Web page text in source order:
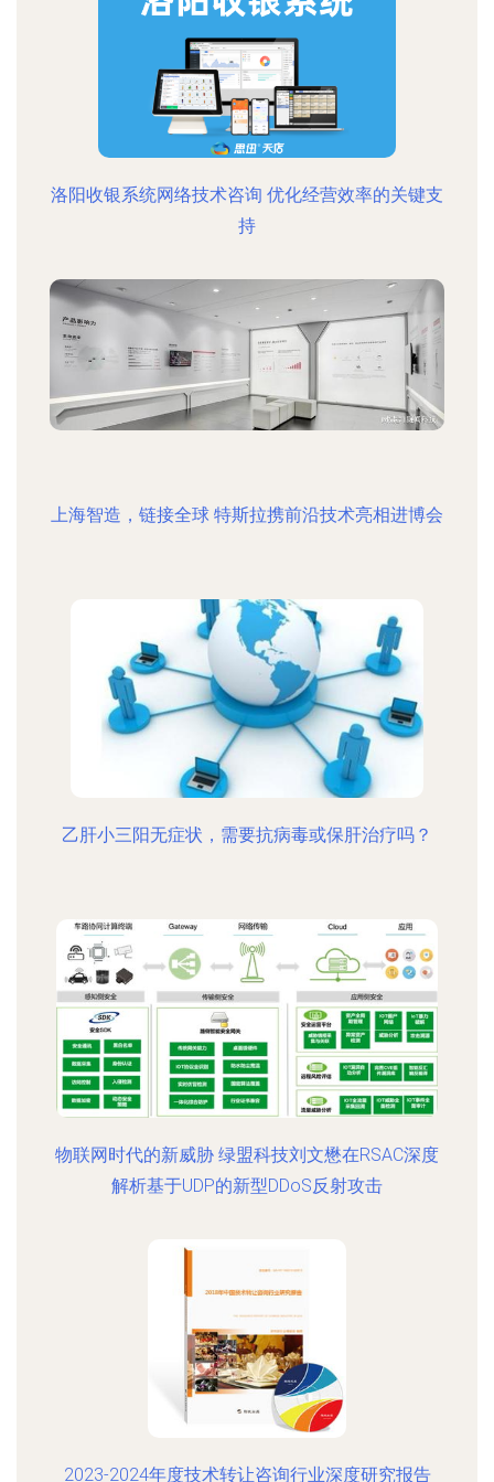
洛阳收银系统网络技术咨询 优化经营效率的关键支
持
上海智造，链接全球 特斯拉携前沿技术亮相进博会
乙肝小三阳无症状，需要抗病毒或保肝治疗吗？
物联网时代的新威胁 绿盟科技刘文懋在RSAC深度
解析基于UDP的新型DDoS反射攻击
2023-2024年度技术转让咨询行业深度研究报告